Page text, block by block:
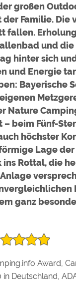
großen
Familie.
fallen.
und
hinter sich
und Energie
Bayerische
Nature
beim Fünf-
höchster
Lage
Rottal, die
ganz
Award,
in Deutschland,